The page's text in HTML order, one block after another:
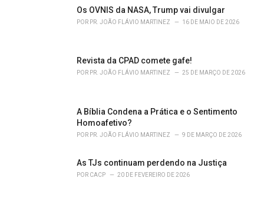
Os OVNIS da NASA, Trump vai divulgar
POR PR. JOÃO FLÁVIO MARTINEZ 16 DE MAIO DE 2026
Revista da CPAD comete gafe!
POR PR. JOÃO FLÁVIO MARTINEZ 25 DE MARÇO DE 2026
A Bíblia Condena a Prática e o Sentimento
Homoafetivo?
POR PR. JOÃO FLÁVIO MARTINEZ 9 DE MARÇO DE 2026
As TJs continuam perdendo na Justiça
POR CACP 20 DE FEVEREIRO DE 2026